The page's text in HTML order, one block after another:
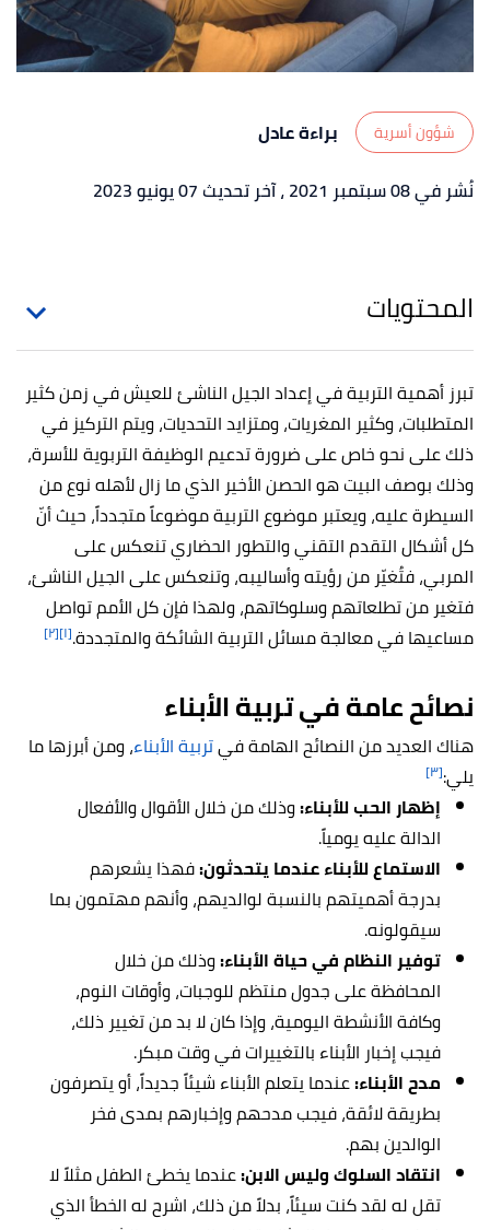
شؤون أسرية
براءة عادل
نُشر في 08 سبتمبر 2021
، آخر تحديث 07 يونيو 2023
المحتويات
تبرز أهمية التربية في إعداد الجيل الناشئ للعيش في زمن كثير
المتطلبات، وكثير المغريات، ومتزايد التحديات، ويتم التركيز في
ذلك على نحو خاص على ضرورة تدعيم الوظيفة التربوية للأسرة،
وذلك بوصف البيت هو الحصن الأخير الذي ما زال لأهله نوع من
السيطرة عليه، ويعتبر موضوع التربية موضوعاً متجدداً، حيث أنّ
كل أشكال التقدم التقني والتطور الحضاري تنعكس على
المربي، فتُغيّر من رؤيته وأساليبه، وتنعكس على الجيل الناشئ،
فتغير من تطلعاتهم وسلوكاتهم، ولهذا فإن كل الأمم تواصل
مساعيها في معالجة مسائل التربية الشائكة والمتجددة.[١] [٢]
نصائح عامة في تربية الأبناء
هناك العديد من النصائح الهامة فيتربية الأبناء، ومن أبرزها ما
يلي:[٣]
إظهار الحب للأبناء:وذلك من خلال الأقوال والأفعال
الدالة عليه يومياً.
الاستماع للأبناء عندما يتحدثون:فهذا يشعرهم
بدرجة أهميتهم بالنسبة لوالديهم، وأنهم مهتمون بما
سيقولونه.
توفير النظام في حياة الأبناء:وذلك من خلال
المحافظة على جدول منتظم للوجبات، وأوقات النوم،
وكافة الأنشطة اليومية، وإذا كان لا بد من تغيير ذلك،
فيجب إخبار الأبناء بالتغييرات في وقت مبكر.
مدح الأبناء:عندما يتعلم الأبناء شيئاً جديداً، أو يتصرفون
بطريقة لائقة، فيجب مدحهم وإخبارهم بمدى فخر
الوالدين بهم.
انتقاد السلوك وليس الابن:عندما يخطئ الطفل مثلاً لا
تقل له لقد كنت سيئاً، بدلاً من ذلك، اشرح له الخطأ الذي